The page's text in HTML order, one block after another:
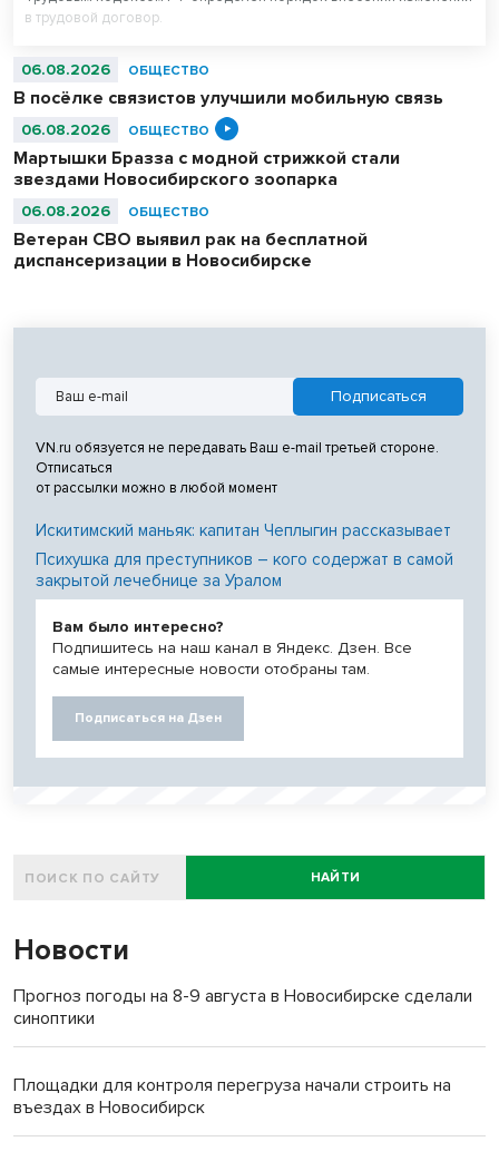
в трудовой договор.
06.08.2026 ОБЩЕСТВО
В посёлке связистов улучшили мобильную связь
06.08.2026 ОБЩЕСТВО
Мартышки Бразза с модной стрижкой стали
звездами Новосибирского зоопарка
06.08.2026 ОБЩЕСТВО
Ветеран СВО выявил рак на бесплатной
диспансеризации в Новосибирске
VN.ru обязуется не передавать Ваш e-mail третьей стороне.
Отписаться
от рассылки можно в любой момент
Искитимский маньяк: капитан Чеплыгин рассказывает
Психушка для преступников – кого содержат в самой
закрытой лечебнице за Уралом
Вам было интересно?
Подпишитесь на наш канал в Яндекс. Дзен. Все
самые интересные новости отобраны там.
Подписаться на Дзен
НАЙТИ
Новости
Прогноз погоды на 8-9 августа в Новосибирске сделали
синоптики
Площадки для контроля перегруза начали строить на
въездах в Новосибирск